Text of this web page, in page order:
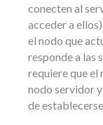
conecten al
acceder a
el nodo que
responde a las
requiere que el
nodo servidor y
de